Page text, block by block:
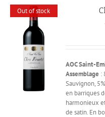
Out of stock
AOC Saint-
Assemblage :
Sauvignon,
en barriques
harmonieux
de satin. En